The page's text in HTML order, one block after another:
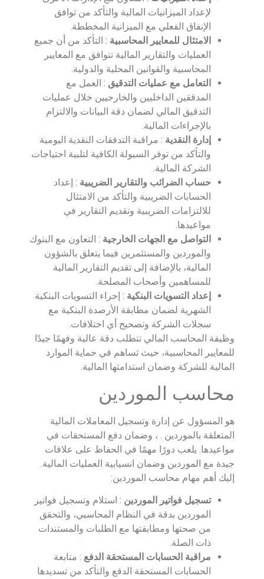
لإعداد الميزانيات المالية والتأكد من توافق
الإنفاق الفعلي مع الميزانية المخططة.
الامتثال للمعايير المحاسبية : التأكد من أن جميع
العمليات والتقارير المالية تتوافق مع المعايير
المحاسبية والقوانين المحلية والدولية.
التعامل مع عمليات التدقيق : العمل مع
المدققين الداخليين والخارجيين خلال عمليات
التدقيق المالي لضمان دقة البيانات والالتزام
بالإجراءات المالية.
إدارة النقدية : مراقبة التدفقات النقدية اليومية
والتأكد من توفر السيولة الكافية لتلبية احتياجات
الشركة المالية.
حساب الضرائب والتقارير الضريبية : إعداد
الحسابات الضريبية والتأكد من الامتثال
للالتزامات الضريبية وتقديم التقارير في
مواعيدها.
التواصل مع الجهات الخارجية : التعاون مع البنوك
والموردين والمستثمرين فيما يتعلق بالشؤون
المالية، بالإضافة إلى تقديم التقارير المالية
للمساهمين وأصحاب المصلحة.
إعداد التسويات البنكية : إجراء التسويات البنكية
الشهرية لضمان مطابقة الأرصدة البنكية مع
سجلات الشركة وتصحيح أي اختلافات.
وظيفة المحاسب المالي تتطلب دقة عالية وفهمًا جيدًا
للمعايير المحاسبية، حيث تساهم في حماية الموارد
المالية للشركة وضمان استدامتها المالية.
محاسب الموردين
هو المسؤول عن إدارة وتسجيل المعاملات المالية
المتعلقة بالموردين . ، وضمان دفع المستحقات في
مواعيدها. يلعب دورًا مهمًا في الحفاظ على علاقات
جيدة مع الموردين وضمان انسيابية العمليات المالية.
إليك أهم مهام محاسب الموردين:
تسجيل فواتير الموردين : استلام وتسجيل فواتير
الموردين بدقة في النظام المحاسبي، والتحقق
من صحتها ومطابقتها مع الطلبات والمستندات
ذات الصلة.
مراقبة الحسابات المستحقة الدفع : متابعة
الحسابات المستحقة الدفع والتأكد من تسديدها